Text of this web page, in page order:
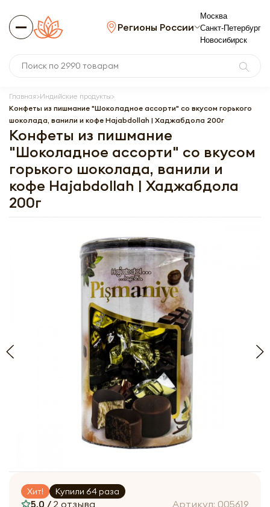
Регионы России
Москва
Санкт-Петербург
Новосибирск
Главная Индийские продукты
Конфеты из пишмание "Шоколадное ассорти" со вкусом горького
шоколада, ванили и кофе Hajabdollah | Хаджабдола 200г
Конфеты из пишмание
"Шоколадное ассорти" со вкусом
горького шоколада, ванили и
кофе Hajabdollah | Хаджабдола
200г
Хит! Купили 64 раза
5,0 / 2 отзыва Артикул: 005619